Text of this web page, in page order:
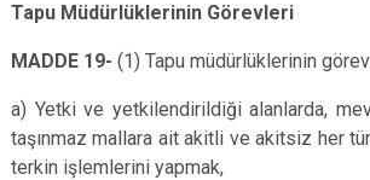
Tapu Müdürlüklerinin Görevleri
MADDE 19- (1) Tapu müdürlüklerinin
a) Yetki ve yetkilendirildiği alanlarda,
taşınmaz mallara ait akitli ve akitsiz her
terkin işlemlerini yapmak,